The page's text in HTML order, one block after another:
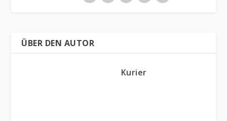
ÜBER DEN AUTOR
Kurier